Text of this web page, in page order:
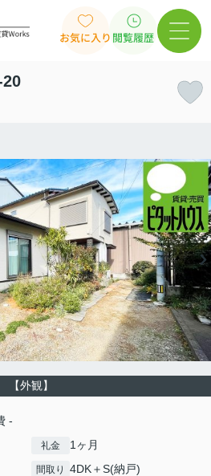
お気に入り 閲覧履歴
【外観】
-
礼金 1ヶ月
間取り 4DK＋S(納戸)